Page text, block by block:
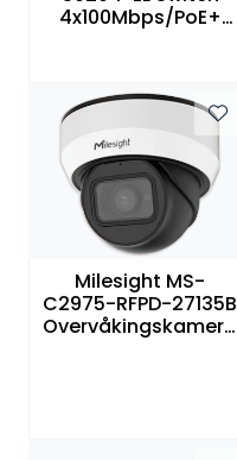
4x100Mbps/PoE+
Milesight MS-
C2975-RFPD-27135B
Overvåkingskamera